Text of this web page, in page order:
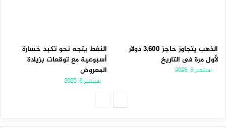
الذهب يتجاوز حاجز 3,600 دولار
لأول مرة فى التاريخ
سبتمبر 8, 2025
النفط يتجه نحو تكبد خسارة
أسبوعية مع توقعات بزيادة
المعروض
سبتمبر 6, 2025